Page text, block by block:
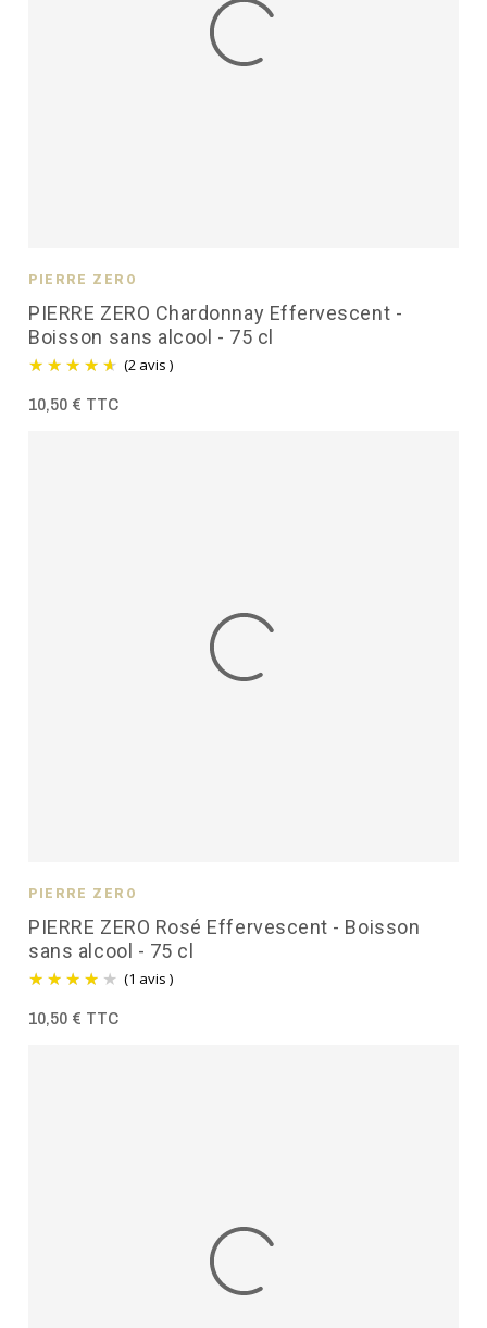
PIERRE ZERO Chardonnay Effervescent -
Boisson sans alcool - 75 cl
(2 avis )
PIERRE ZÉRO
10,50 € TTC
PIERRE ZERO Rosé Effervescent - Boisson
sans alcool - 75 cl
(1 avis )
PIERRE ZÉRO
10,50 € TTC